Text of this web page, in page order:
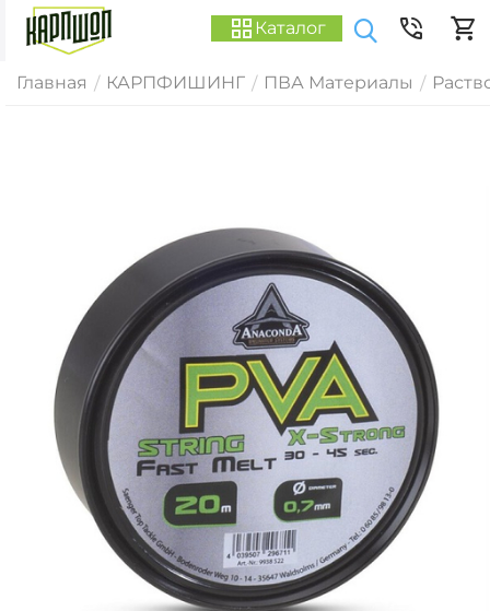
Каталог
Главная / КАРПФИШИНГ / ПВА Материалы /